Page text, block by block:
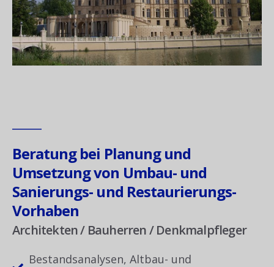
Beratung bei Planung und
Umsetzung von Umbau- und
Sanierungs- und Restaurierungs-
Vorhaben
Architekten / Bauherren / Denkmalpfleger
Bestandsanalysen, Altbau- und